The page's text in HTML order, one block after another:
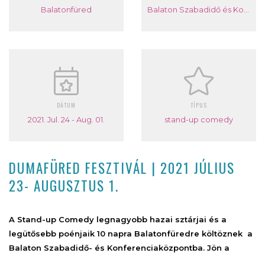
Balatonfüred
DÁTUM
2021. Jul. 24 - Aug. 01.
TÍPUS
stand-up comedy
DUMAFÜRED FESZTIVÁL | 2021 JÚLIUS
23- AUGUSZTUS 1.
A Stand-up Comedy legnagyobb hazai sztárjai és a
legütősebb poénjaik 10 napra Balatonfüredre költöznek a
Balaton Szabadidő- és Konferenciaközpontba. Jön a